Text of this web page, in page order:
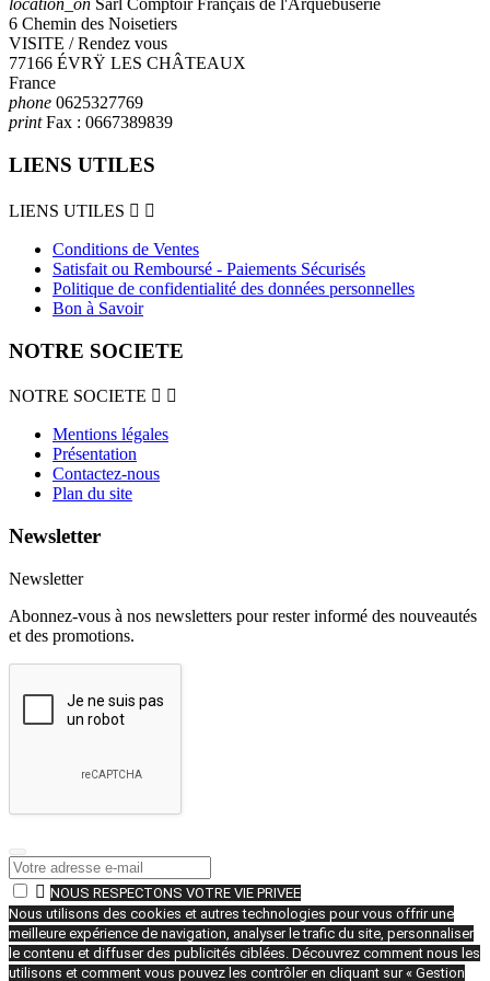
location_on Sarl Comptoir Français de l'Arquebuserie
6 Chemin des Noisetiers
VISITE / Rendez vous
77166 ÉVRŸ LES CHÂTEAUX
France
phone 0625327769
printFax : 0667389839
LIENS UTILES
LIENS UTILES  
Conditions de Ventes
Satisfait ou Remboursé - Paiements Sécurisés
Politique de confidentialité des données personnelles
Bon à Savoir
NOTRE SOCIETE
NOTRE SOCIETE  
Mentions légales
Présentation
Contactez-nous
Plan du site
Newsletter
Newsletter
Abonnez-vous à nos newsletters pour rester informé des nouveautés
et des promotions.
 NOUS RESPECTONS VOTRE VIE PRIVEE
Nous utilisons des cookies et autres technologies pour vous offrir une
meilleure expérience de navigation, analyser le trafic du site, personnaliser
le contenu et diffuser des publicités ciblées. Découvrez comment nous les
utilisons et comment vous pouvez les contrôler en cliquant sur « Gestion